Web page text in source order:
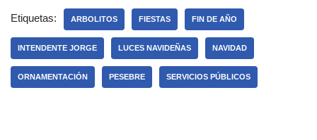
Etiquetas: ARBOLITOS FIESTAS FIN DE AÑO
INTENDENTE JORGE LUCES NAVIDEÑAS NAVIDAD
ORNAMENTACIÓN PESEBRE SERVICIOS PÚBLICOS